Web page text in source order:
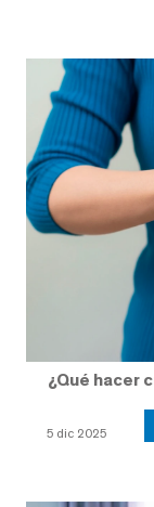
¿Qué hacer
5 dic 2025